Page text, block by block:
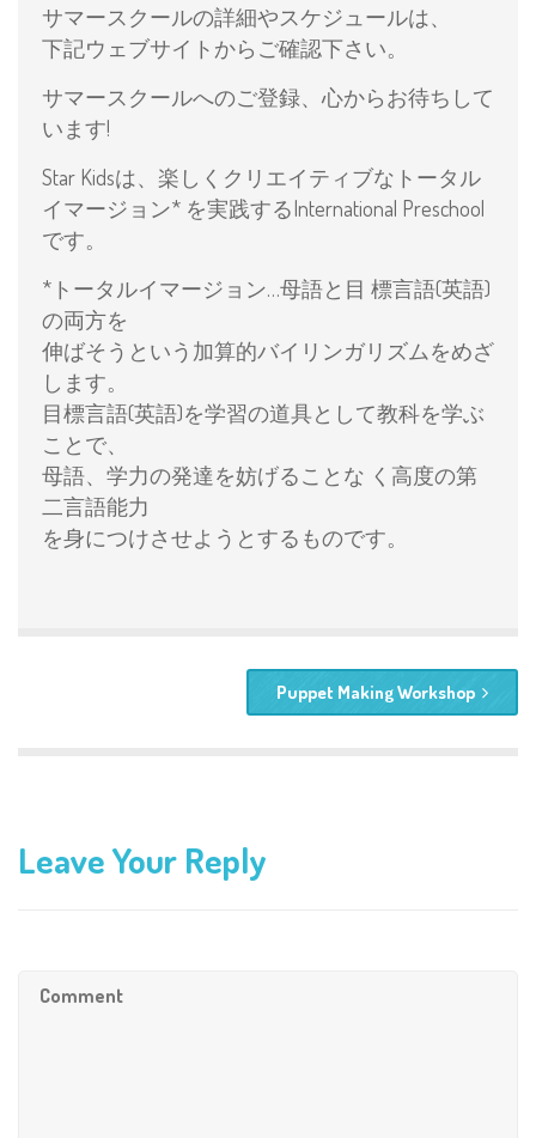
サマースクールの詳細やスケジュールは、
下記ウェブサイトからご確認下さい。
サマースクールへのご登録、心からお待ちして
います!
Star Kidsは、楽しくクリエイティブなトータル
イマージョ ン* を実践するInternational Preschool
です。
*トータルイマージョン…母語と目 標言語(英語)
の両方を
伸ばそうという加算的バイリンガリズムをめざ
します。
目標言語(英語)を学習の道具として教科を学ぶ
ことで、
母語、学力の発達を妨げることな く高度の第
二言語能力
を身につけさせようとするものです。
Puppet Making Workshop
Leave Your Reply